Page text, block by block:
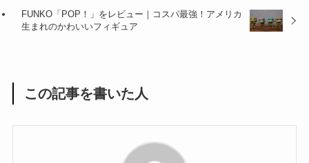
FUNKO「POP！」をレビュー｜コスパ最強！アメリカ
生まれのかわいいフィギュア
この記事を書いた人